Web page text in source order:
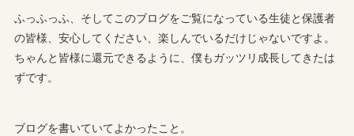
ふっふっふ、そしてこのブログをご覧になっている生徒と保護者
の皆様、安心してください、楽しんでいるだけじゃないですよ。
ちゃんと皆様に還元できるように、僕もガッツリ成長してきたは
ずです。
ブログを書いていてよかったこと。